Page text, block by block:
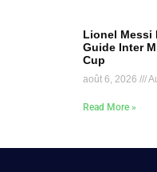
Lionel Messi
Guide Inter
Cup
août 6, 2026
Read More »